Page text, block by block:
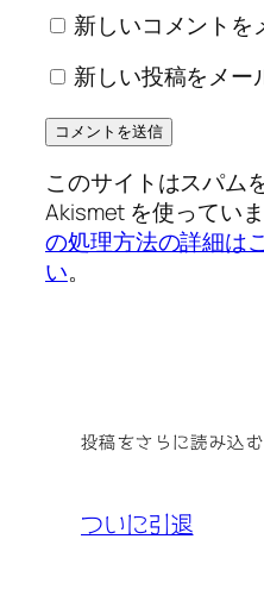
新しいコメントを
新しい投稿をメー
このサイトはスパム
Akismet を使っていま
の処理方法の詳細は
い。
投稿をさらに読み込む
ついに引退